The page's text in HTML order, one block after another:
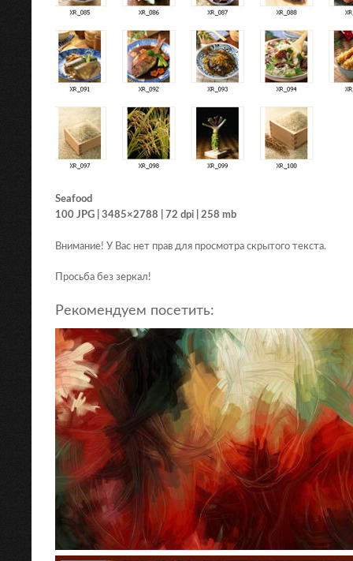
Seafood
100 JPG | 3485×2788 | 72 dpi | 258 mb
Внимание! У Вас нет прав для просмотра скрытого текста.
Просьба без зеркал!
Рекомендуем посетить: